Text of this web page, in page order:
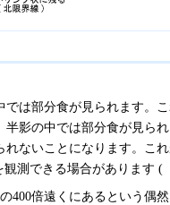
では部分食が見られます。
影の中では部分食が見ら
れないことになります。こ
測できる場合があります (
倍遠くにあるという偶然